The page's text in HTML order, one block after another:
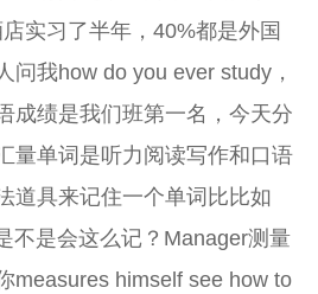
实习了半年，40%都是外国
问我how do you ever study，
成绩是我们班第一名，今天分
量单词是听力阅读写作和口语
道具来记住一个单词比比如
不是会这么记？Manager测量
measures himself see how to